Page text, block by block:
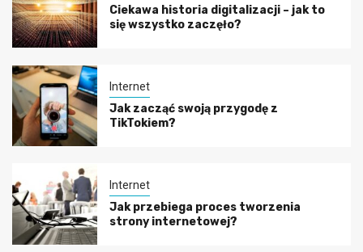
Ciekawa historia digitalizacji – jak to
się wszystko zaczęło?
Internet
Jak zacząć swoją przygodę z
TikTokiem?
Internet
Jak przebiega proces tworzenia
strony internetowej?